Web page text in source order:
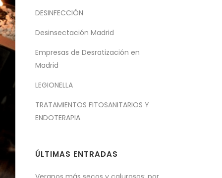
DESINFECCIÓN
Desinsectación Madrid
Empresas de Desratización en
Madrid
LEGIONELLA
TRATAMIENTOS FITOSANITARIOS Y
ENDOTERAPIA
ÚLTIMAS ENTRADAS